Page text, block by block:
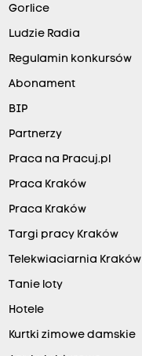
Gorlice
Ludzie Radia
Regulamin konkursów
Abonament
BIP
Partnerzy
Praca na Pracuj.pl
Praca Kraków
Praca Kraków
Targi pracy Kraków
Telekwiaciarnia Kraków
Tanie loty
Hotele
Kurtki zimowe damskie